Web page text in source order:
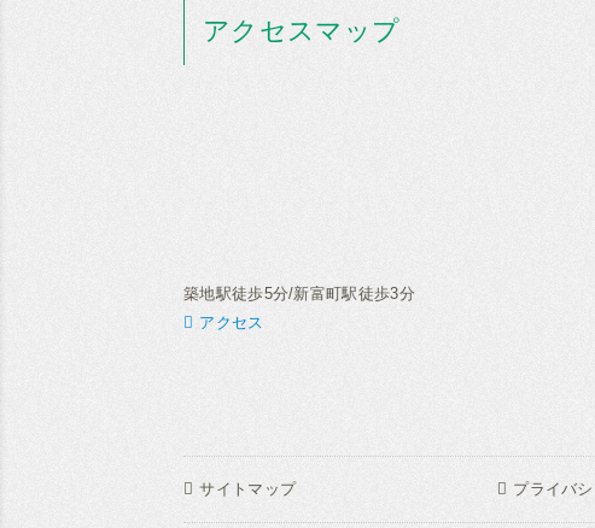
アクセスマップ
築地駅徒歩5分/新富町駅徒歩3分
アクセス
サイトマップ プライバ